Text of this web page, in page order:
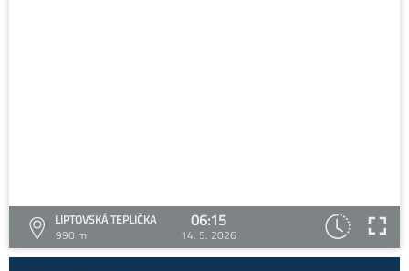
LIPTOVSKÁ TEPLIČKA
990 m
06:15
14. 5. 2026